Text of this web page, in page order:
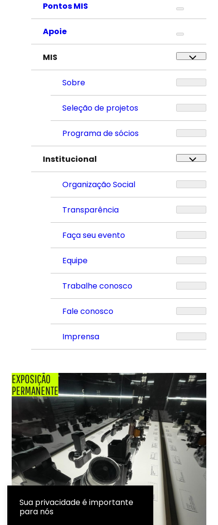
Pontos MIS
Apoie
MIS
Sobre
Seleção de projetos
Programa de sócios
Institucional
Organização Social
Transparência
Faça seu evento
Equipe
Trabalhe conosco
Fale conosco
Imprensa
EXPOSIÇÃO
PERMANENTE
Sua privacidade é importante
para nós